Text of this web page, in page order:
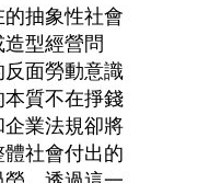
的抽象性社會
型經營問
面勞動意識
質不在掙錢
業法規卻將
社會付出的